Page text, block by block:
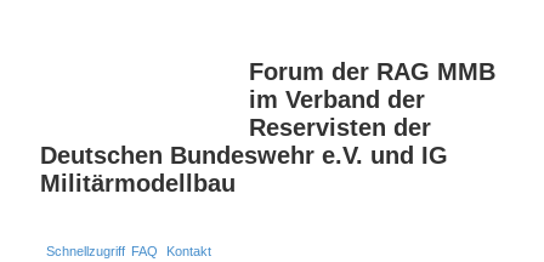
Forum der RAG MMB
im Verband der
Reservisten der
Deutschen Bundeswehr e.V. und IG
Militärmodellbau
Schnellzugriff FAQ Kontakt